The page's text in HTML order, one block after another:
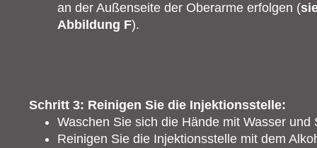
an der Außenseite der Oberarme erfolgen (
Abbildung F).
Schritt 3: Reinigen Sie die Injektionsstelle:
Waschen Sie sich die Hände mit Wasser und
Reinigen Sie die Injektionsstelle mit dem